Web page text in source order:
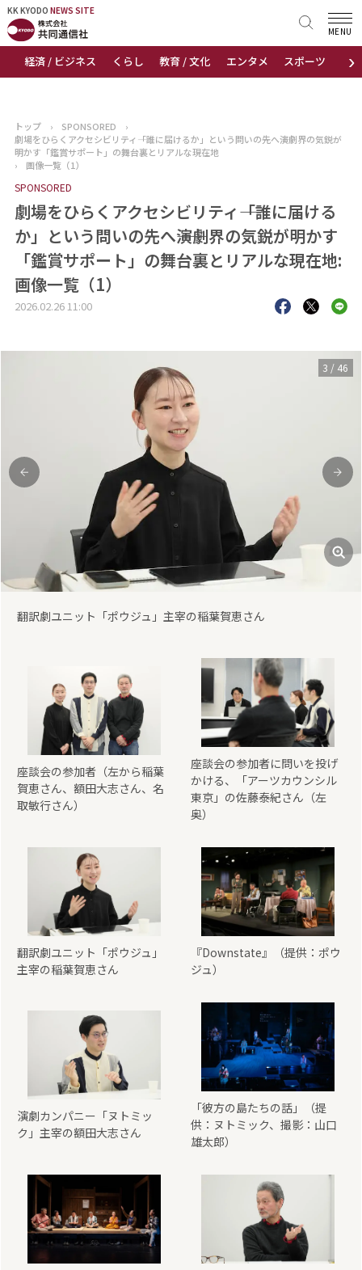
KK KYODO NEWS SITE
›
経済 / ビジネス くらし 教育 / 文化 エンタメ スポーツ 地域
MENU
KK KYODONEWS SITE
トップページ
ニュース
おすすめコンテンツ
出版物
会社概要
トップ › SPONSORED
›
劇場をひらくアクセシビリティ――「誰に届けるか」という問いの先へ――演劇界の気鋭が
明かす「鑑賞サポート」の舞台裏とリアルな現在地
›
画像一覧（1）
SPONSORED
劇場をひらくアクセシビリティ――「誰に届ける
か」という問いの先へ――演劇界の気鋭が明かす
「鑑賞サポート」の舞台裏とリアルな現在地:
画像一覧（1）
2026.02.26 11:00
前
翻訳劇ユニット「ポウジュ」主宰の稲葉賀恵さん
次
3 / 46
座談会の参加者（左から稲葉
賀恵さん、額田大志さん、名
取敏行さん）
座談会の参加者に問いを投げ
かける、「アーツカウンシル
東京」の佐藤泰紀さん（左
奥）
翻訳劇ユニット「ポウジュ」
主宰の稲葉賀恵さん
『Downstate』（提供：ポウ
ジュ）
演劇カンパニー「ヌトミッ
ク」主宰の額田大志さん
「彼方の島たちの話」（提
供：ヌトミック、撮影：山口
雄太郎）